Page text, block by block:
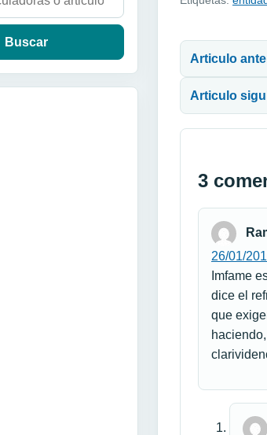
Articulo
Articulo
3
26/01/
Imfame
dice el
que